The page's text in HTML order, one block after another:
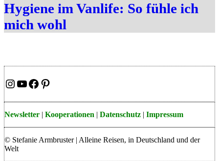
Hygiene im Vanlife: So fühle ich
mich wohl
Instagram
YouTube
Facebook
Pinterest
Newsletter | Kooperationen | Datenschutz | Impressum
© Stefanie Armbruster | Alleine Reisen, in Deutschland und der
Welt